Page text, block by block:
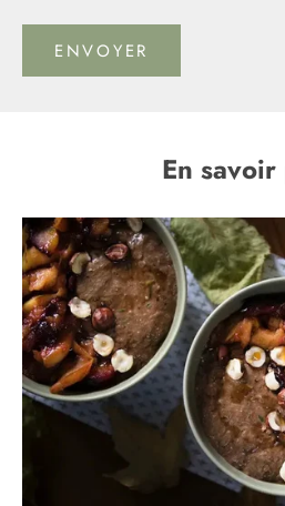
ENVOYER
En